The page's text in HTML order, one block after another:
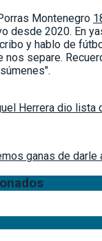
Montenegro
desde 2020. En
y hablo de
nos separe.
Herrera dio lista
ganas de darle